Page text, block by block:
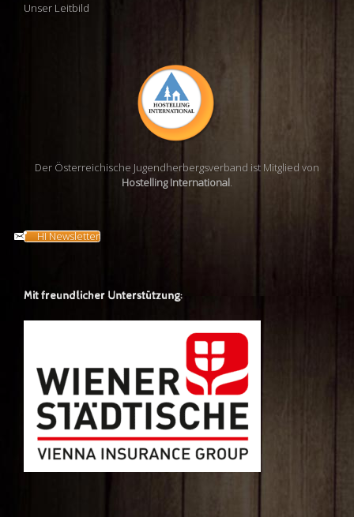
Unser Leitbild
Der Österreichische Jugendherbergsverband ist Mitglied von
Hostelling International.
HI Newsletter
Mit freundlicher Unterstützung: